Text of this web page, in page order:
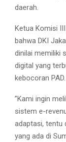
daerah.
​Ketua Komisi
bahwa DKI
dinilai memiliki
digital yang
kebocoran PAD.
​”Kami ingin
sistem e-
adaptasi, tentu
yang ada di